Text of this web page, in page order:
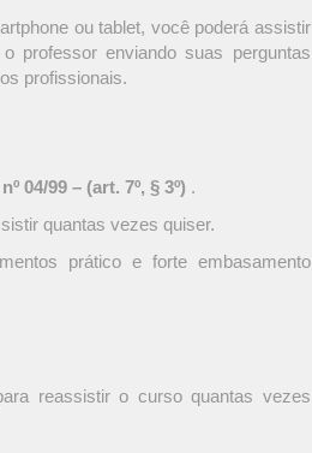
ou tablet, você poderá assistir
professor enviando suas perguntas
profissionais.
04/99 – (art. 7º, § 3º) .
quantas vezes quiser.
prático e forte embasamento
reassistir o curso quantas vezes